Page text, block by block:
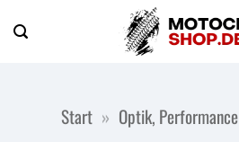
Inhalt
Start » Optik, Performance